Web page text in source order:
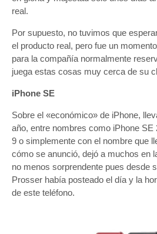
real.
Por supuesto, no tuvimos que
el producto real, pero fue un
para la compañía normalmente
juega estas cosas muy cerca de su
iPhone SE
Sobre el «económico» de iPhone,
año, entre nombres como iPhone SE
9 o simplemente con el nombre que
cómo se anunció, dejó a muchos en
no menos sorprendente pues desde
Prosser había posteado el día y la
de este teléfono.